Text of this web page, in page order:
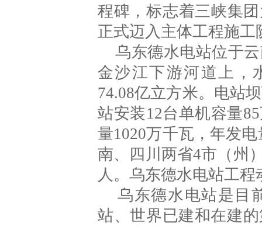
程碑，标志着三峡集
正式迈入主体工程施工
乌东德水电站位于云
金沙江下游河道上，
74.08亿立方米。电站
站安装12台单机容量
量1020万千瓦，年发
南、四川两省4市（州
人。乌东德水电站工
乌东德水电站是目
站、世界已建和在建